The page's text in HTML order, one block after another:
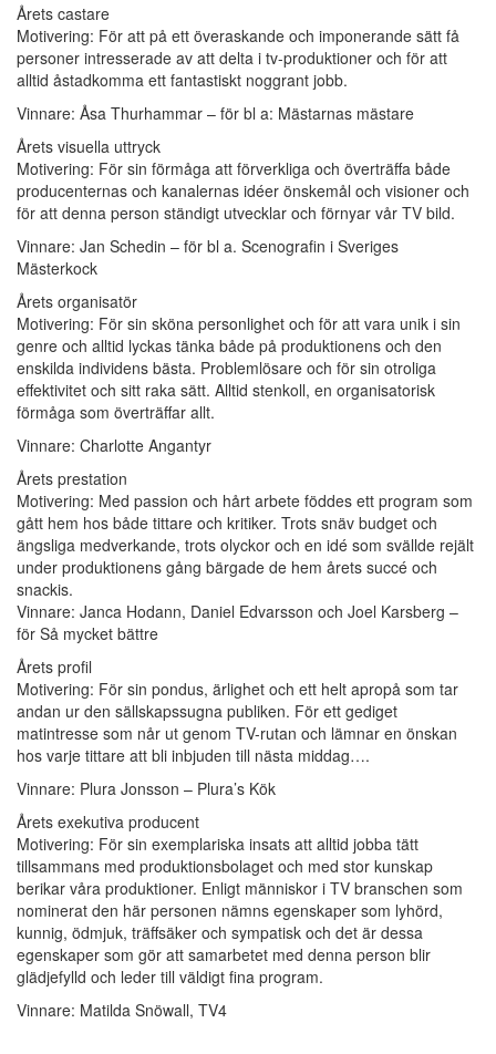
Årets castare
Motivering: För att på ett överaskande och imponerande sätt få
personer intresserade av att delta i tv-produktioner och för att
alltid åstadkomma ett fantastiskt noggrant jobb.
Vinnare: Åsa Thurhammar – för bl a: Mästarnas mästare
Årets visuella uttryck
Motivering: För sin förmåga att förverkliga och överträffa både
producenternas och kanalernas idéer önskemål och visioner och
för att denna person ständigt utvecklar och förnyar vår TV bild.
Vinnare: Jan Schedin – för bl a. Scenografin i Sveriges
Mästerkock
Årets organisatör
Motivering: För sin sköna personlighet och för att vara unik i sin
genre och alltid lyckas tänka både på produktionens och den
enskilda individens bästa. Problemlösare och för sin otroliga
effektivitet och sitt raka sätt. Alltid stenkoll, en organisatorisk
förmåga som överträffar allt.
Vinnare: Charlotte Angantyr
Årets prestation
Motivering: Med passion och hårt arbete föddes ett program som
gått hem hos både tittare och kritiker. Trots snäv budget och
ängsliga medverkande, trots olyckor och en idé som svällde rejält
under produktionens gång bärgade de hem årets succé och
snackis.
Vinnare: Janca Hodann, Daniel Edvarsson och Joel Karsberg –
för Så mycket bättre
Årets profil
Motivering: För sin pondus, ärlighet och ett helt apropå som tar
andan ur den sällskapssugna publiken. För ett gediget
matintresse som når ut genom TV-rutan och lämnar en önskan
hos varje tittare att bli inbjuden till nästa middag….
Vinnare: Plura Jonsson – Plura’s Kök
Årets exekutiva producent
Motivering: För sin exemplariska insats att alltid jobba tätt
tillsammans med produktionsbolaget och med stor kunskap
berikar våra produktioner. Enligt människor i TV branschen som
nominerat den här personen nämns egenskaper som lyhörd,
kunnig, ödmjuk, träffsäker och sympatisk och det är dessa
egenskaper som gör att samarbetet med denna person blir
glädjefylld och leder till väldigt fina program.
Vinnare: Matilda Snöwall, TV4